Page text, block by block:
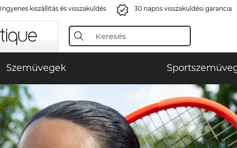
Ingyenes kiszállítás és visszaküldés 30 napos visszaküldési garancia
Szemüvegek